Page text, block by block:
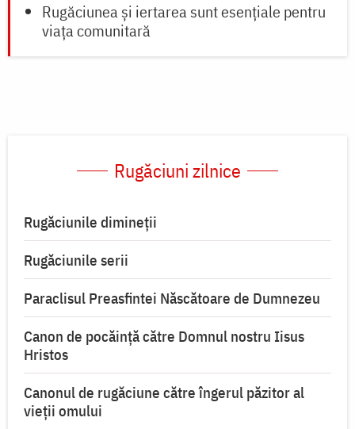
Rugăciunea și iertarea sunt esențiale pentru
viața comunitară
Rugăciuni zilnice
Rugăciunile dimineții
Rugăciunile serii
Paraclisul Preasfintei Născătoare de Dumnezeu
Canon de pocăință către Domnul nostru Iisus
Hristos
Canonul de rugăciune către îngerul păzitor al
vieții omului